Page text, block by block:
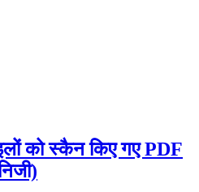
को स्कैन किए गए PDF